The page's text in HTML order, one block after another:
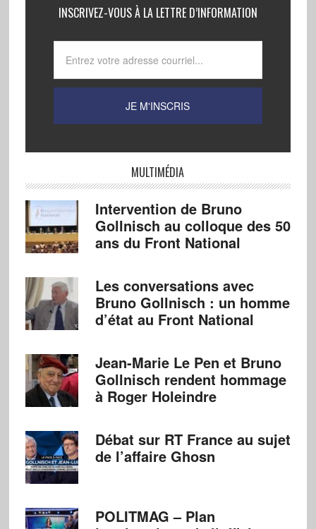
INSCRIVEZ-VOUS À LA LETTRE D’INFORMATION
MULTIMÉDIA
Intervention de Bruno
Gollnisch au colloque des 50
ans du Front National
Les conversations avec
Bruno Gollnisch : un homme
d’état au Front National
Jean-Marie Le Pen et Bruno
Gollnisch rendent hommage
à Roger Holeindre
Débat sur RT France au sujet
de l’affaire Ghosn
POLITMAG – Plan